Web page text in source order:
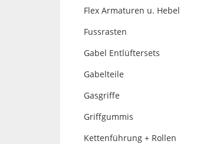
Flex Armaturen u. Hebel
Fussrasten
Gabel Entlüftersets
Gabelteile
Gasgriffe
Griffgummis
Kettenführung + Rollen